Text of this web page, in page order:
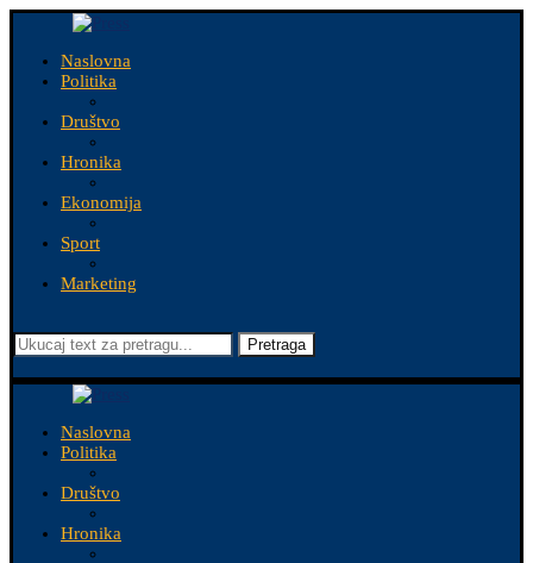
Naslovna
Politika
Društvo
Hronika
Ekonomija
Sport
Marketing
Pretraga
Naslovna
Politika
Društvo
Hronika